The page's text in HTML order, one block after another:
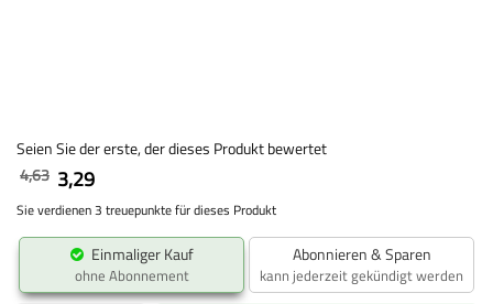
Seien Sie der erste, der dieses Produkt bewertet
4,63 3,29
Sie verdienen 3 treuepunkte für dieses Produkt
Einmaliger Kauf
ohne Abonnement
Abonnieren & Sparen
kann jederzeit gekündigt werden